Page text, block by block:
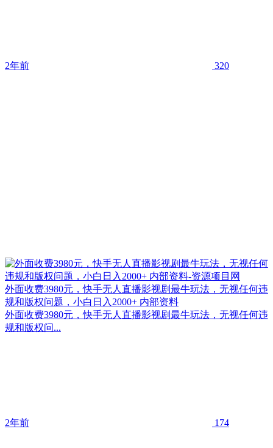
2年前 320
外面收费3980元，快手无人直播影视剧最牛玩法，无视任何违
规和版权问题，小白日入2000+ 内部资料
外面收费3980元，快手无人直播影视剧最牛玩法，无视任何违
规和版权问...
2年前 174